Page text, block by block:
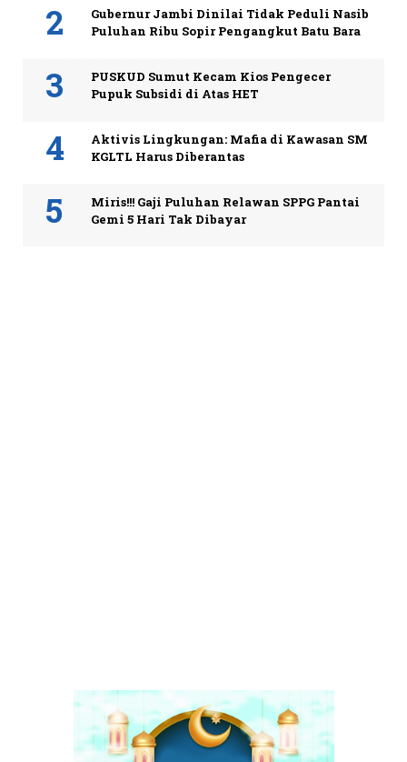
Gubernur Jambi Dinilai Tidak Peduli Nasib
Puluhan Ribu Sopir Pengangkut Batu Bara
PUSKUD Sumut Kecam Kios Pengecer
Pupuk Subsidi di Atas HET
Aktivis Lingkungan: Mafia di Kawasan SM
KGLTL Harus Diberantas
Miris!!! Gaji Puluhan Relawan SPPG Pantai
Gemi 5 Hari Tak Dibayar